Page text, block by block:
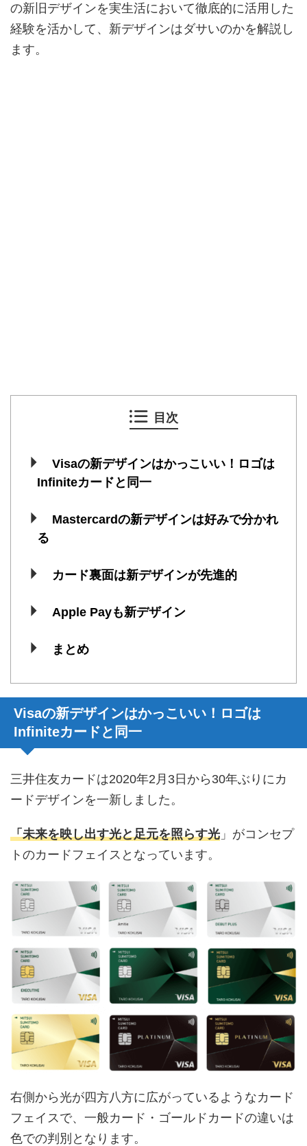
の新旧デザインを実生活において徹底的に活用した
経験を活かして、新デザインはダサいのかを解説し
ます。
目次
Visaの新デザインはかっこいい！ロゴは
Infiniteカードと同一
Mastercardの新デザインは好みで分かれ
る
カード裏面は新デザインが先進的
Apple Payも新デザイン
まとめ
Visaの新デザインはかっこいい！ロゴは
Infiniteカードと同一
三井住友カードは2020年2月3日から30年ぶりにカ
ードデザインを一新しました。
「未来を映し出す光と足元を照らす光 」がコンセプ
トのカードフェイスとなっています。
右側から光が四方八方に広がっているようなカード
フェイスで、一般カード・ゴールドカードの違いは
色での判別となります。